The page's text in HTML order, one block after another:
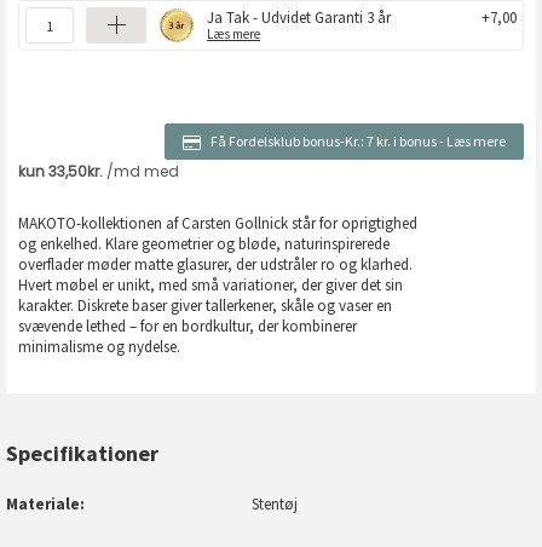
Ja Tak - Udvidet Garanti 3 år
Læs mere
+7,00
Få Fordelsklub bonus-Kr.: 7 kr. i bonus- Læs mere
MAKOTO-kollektionen af ​​Carsten Gollnick står for oprigtighed
og enkelhed. Klare geometrier og bløde, naturinspirerede
overflader møder matte glasurer, der udstråler ro og klarhed.
Hvert møbel er unikt, med små variationer, der giver det sin
karakter. Diskrete baser giver tallerkener, skåle og vaser en
svævende lethed – for en bordkultur, der kombinerer
minimalisme og nydelse.
Specifikationer
Materiale Stentøj